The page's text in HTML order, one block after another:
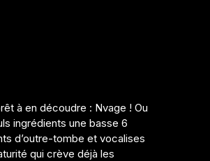
à en découdre : Nvage ! Ou
ingrédients une basse 6
d’outre-tombe et vocalises
qui crève déjà les